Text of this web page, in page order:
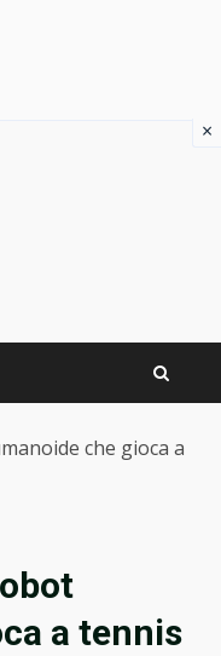
che gioca a
a tennis
×